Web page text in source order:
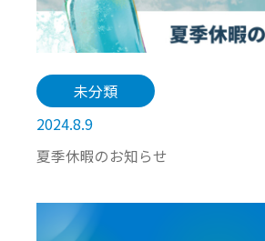
未分類
2024.8.9
夏季休暇のお知らせ